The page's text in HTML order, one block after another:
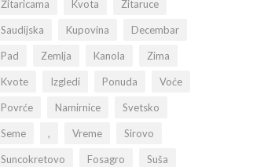
Žitaricama Kvota Zitaruce
Saudijska Kupovina Decembar
Pad Zemlja Kanola Zima
Kvote Izgledi Ponuda Voće
Povrće Namirnice Svetsko
Seme , Vreme Sirovo
Suncokretovo Fosagro Suša